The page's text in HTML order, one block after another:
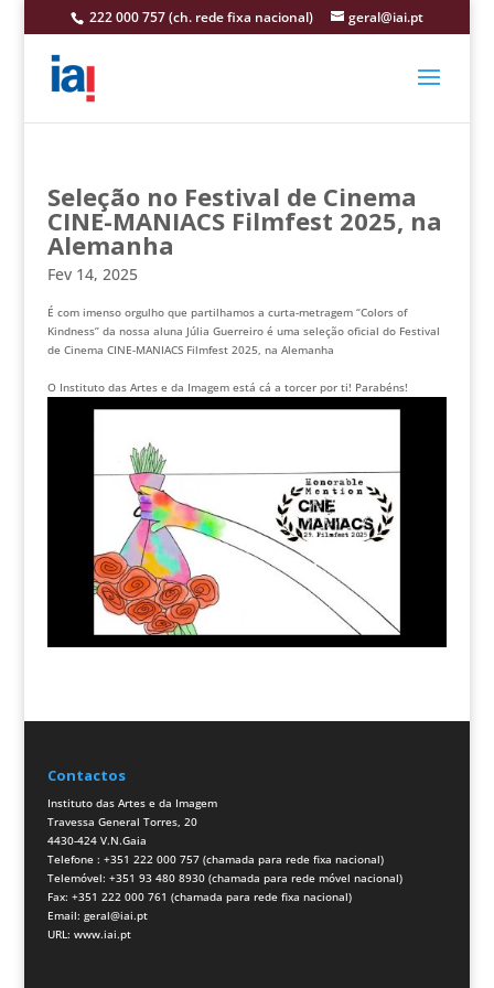
222 000 757 (ch. rede fixa nacional) geral@iai.pt
Seleção no Festival de Cinema
CINE-MANIACS Filmfest 2025, na
Alemanha
Fev 14, 2025
É com imenso orgulho que partilhamos a curta-metragem “Colors of
Kindness” da nossa aluna Júlia Guerreiro é uma seleção oficial do Festival
de Cinema CINE-MANIACS Filmfest 2025, na Alemanha
O Instituto das Artes e da Imagem está cá a torcer por ti! Parabéns!
Contactos
Instituto das Artes e da Imagem
Travessa General Torres, 20
4430-424 V.N.Gaia
Telefone : +351 222 000 757 (chamada para rede fixa nacional)
Telemóvel: +351 93 480 8930 (chamada para rede móvel nacional)
Fax: +351 222 000 761 (chamada para rede fixa nacional)
Email: geral@iai.pt
URL: www.iai.pt